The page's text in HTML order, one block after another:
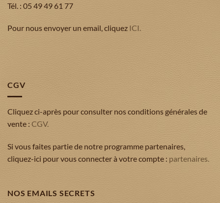
Tél. : 05 49 49 61 77
Pour nous envoyer un email, cliquez ICI.
CGV
Cliquez ci-après pour consulter nos conditions générales de
vente : CGV.
Si vous faites partie de notre programme partenaires,
cliquez-ici pour vous connecter à votre compte : partenaires.
NOS EMAILS SECRETS